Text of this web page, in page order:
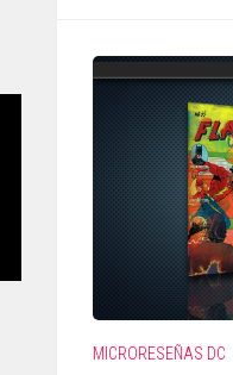
MICRORESEÑAS DC